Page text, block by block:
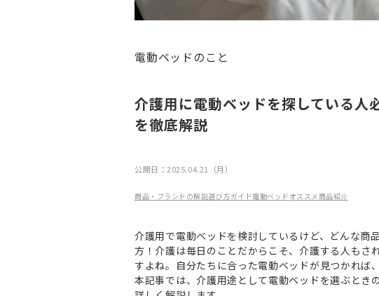
電動ベッドのこと
介護用に電動ベッドを探している人
を徹底解説
公開日：2025.04.21（月）
商品・ブランドの解説選び方ガイド電動ベッド オススメ商品紹介
介護用で電動ベッドを検討しているけど、どんな商
方！介護は毎日のことだからこそ、介護する人もさ
すよね。自分たちに合った電動ベッドが見つかれば
本記事では、介護用途として電動ベッドを選ぶとき